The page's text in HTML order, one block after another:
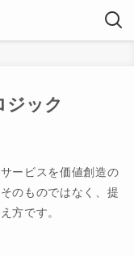
ジック
ービスを価値創造の
のものではなく、提
方です。